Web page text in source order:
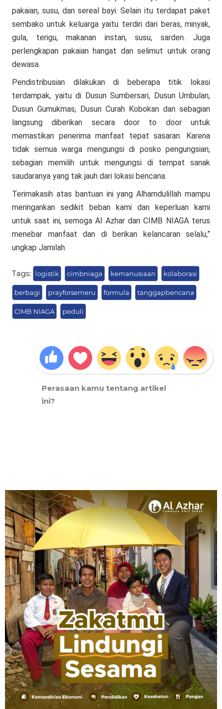
pakaian, susu, dan sereal bayi. Selain itu terdapat paket
sembako untuk keluarga yaitu terdiri dari beras, minyak,
gula, terigu, makanan instan, susu, sarden. Juga
perlengkapan pakaian hangat dan selimut untuk orang
dewasa.
Pendistribusian dilakukan di beberapa titik lokasi
terdampak, yaitu di Dusun Sumbersari, Dusun Umbulan,
Dusun Gumukmas, Dusun Curah Kobokan dan sebagian
langsung diberikan secara door to door untuk
memastikan penerima manfaat tepat sasaran. Karena
tidak semua warga mengungsi di posko pengungsian,
sebagian memilih untuk mengungsi di tempat sanak
saudaranya yang tak jauh dari lokasi bencana.
Terimakasih atas bantuan ini yang Alhamdulillah mampu
meringankan sedikit beban kami dan keperluan kami
untuk saat ini, semoga Al Azhar dan CIMB NIAGA terus
menebar manfaat dan di berikan kelancaran selalu,”
ungkap Jamilah.
Tags: logistik cimbniaga kemanusiaan kolaborasi
berbagi prayforsemeru formula tanggapbencana
CIMB NIAGA peduli
Perasaan kamu tentang artikel
ini?